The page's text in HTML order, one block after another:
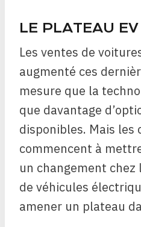
LE PLATEAU EV
Les ventes de
augmenté ces
mesure que la
que davantage
disponibles. Mais les
commencent à
un changement chez
de véhicules
amener un plateau